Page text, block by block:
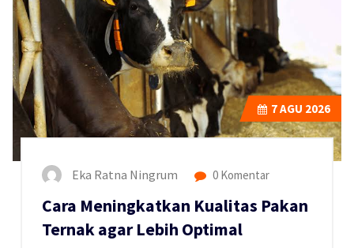
7AGU 2026
Eka Ratna Ningrum 0 Komentar
Cara Meningkatkan Kualitas Pakan
Ternak agar Lebih Optimal